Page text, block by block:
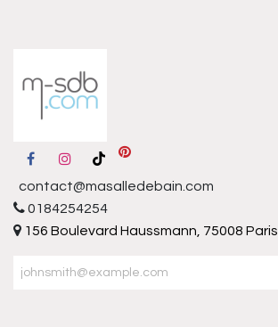
contact@masalledebain.com
0184254254
156 Boulevard Haussmann, 75008 Paris